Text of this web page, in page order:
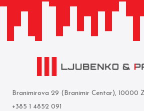
Branimirova 29 (Branimir Centar), 10000
+385 1 4852 091